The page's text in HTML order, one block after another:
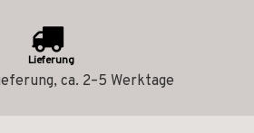
Lieferung
ca. 2–5 Werktage